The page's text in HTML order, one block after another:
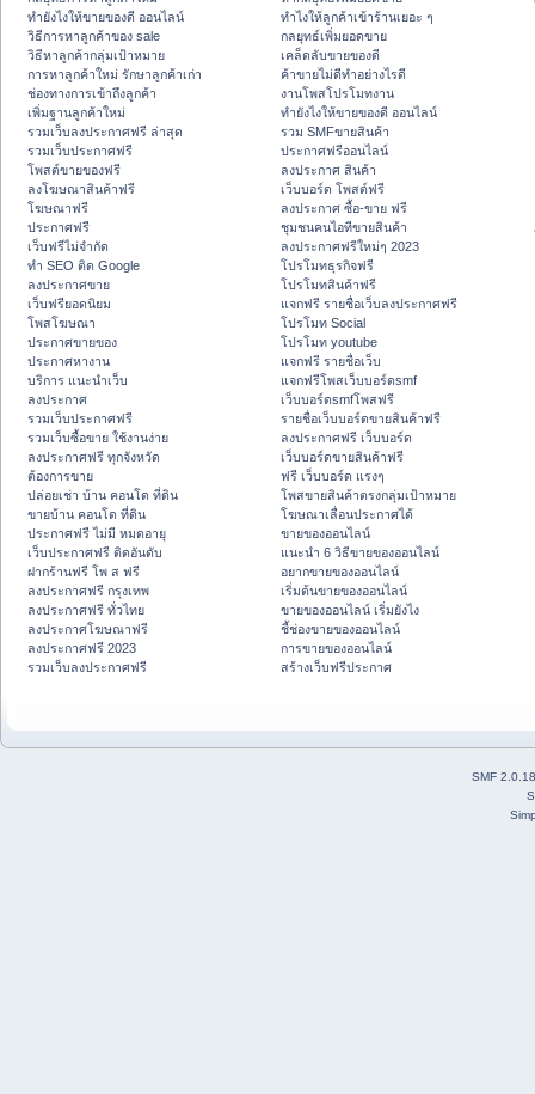
ทํายังไงให้ขายของดี ออนไลน์
วิธีการหาลูกค้าของ sale
วิธีหาลูกค้ากลุ่มเป้าหมาย
การหาลูกค้าใหม่ รักษาลูกค้าเก่า
ช่องทางการเข้าถึงลูกค้า
เพิ่มฐานลูกค้าใหม่
รวมเว็บลงประกาศฟรี ล่าสุด
รวมเว็บประกาศฟรี
โพสต์ขายของฟรี
ลงโฆษณาสินค้าฟรี
โฆษณาฟรี
ประกาศฟรี
เว็บฟรีไม่จำกัด
ทำ SEO ติด Google
ลงประกาศขาย
เว็บฟรียอดนิยม
โพสโฆษณา
ประกาศขายของ
ประกาศหางาน
บริการ แนะนำเว็บ
ลงประกาศ
รวมเว็บประกาศฟรี
รวมเว็บซื้อขาย ใช้งานง่าย
ลงประกาศฟรี ทุกจังหวัด
ต้องการขาย
ปล่อยเช่า บ้าน คอนโด ที่ดิน
ขายบ้าน คอนโด ที่ดิน
ประกาศฟรี ไม่มี หมดอายุ
เว็บประกาศฟรี ติดอันดับ
ฝากร้านฟรี โพ ส ฟรี
ลงประกาศฟรี กรุงเทพ
ลงประกาศฟรี ทั่วไทย
ลงประกาศโฆษณาฟรี
ลงประกาศฟรี 2023
รวมเว็บลงประกาศฟรี
ทําไงให้ลูกค้าเข้าร้านเยอะ ๆ
กลยุทธ์เพิ่มยอดขาย
เคล็ดลับขายของดี
ค้าขายไม่ดีทำอย่างไรดี
งานโพสโปรโมทงาน
ทํายังไงให้ขายของดี ออนไลน์
รวม SMFขายสินค้า
ประกาศฟรีออนไลน์
ลงประกาศ สินค้า
เว็บบอร์ด โพสต์ฟรี
ลงประกาศ ซื้อ-ขาย ฟรี
ชุมชนคนไอทีขายสินค้า
ลงประกาศฟรีใหม่ๆ 2023
โปรโมทธุรกิจฟรี
โปรโมทสินค้าฟรี
แจกฟรี รายชื่อเว็บลงประกาศฟรี
โปรโมท Social
โปรโมท youtube
แจกฟรี รายชื่อเว็บ
แจกฟรีโพสเว็บบอร์ดsmf
เว็บบอร์ดsmfโพสฟรี
รายชื่อเว็บบอร์ดขายสินค้าฟรี
ลงประกาศฟรี เว็บบอร์ด
เว็บบอร์ดขายสินค้าฟรี
ฟรี เว็บบอร์ด แรงๆ
โพสขายสินค้าตรงกลุ่มเป้าหมาย
โฆษณาเลื่อนประกาศได้
ขายของออนไลน์
แนะนำ 6 วิธีขายของออนไลน์
อยากขายของออนไลน์
เริ่มต้นขายของออนไลน์
ขายของออนไลน์ เริ่มยังไง
ชี้ช่องขายของออนไลน์
การขายของออนไลน์
สร้างเว็บฟรีประกาศ
SMF 2.0.18